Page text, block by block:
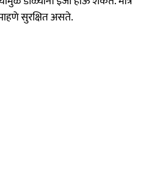
सुरक्षित असते.